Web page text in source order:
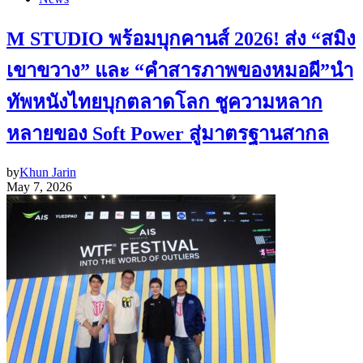
M STUDIO พร้อมบุกคานส์ 2026! ส่ง “สมิง
เขาขวาง” และ “คำสารภาพของหมอผี”นำ
ทัพหนังไทยบุกตลาดโลก ชูความหลาก
หลายของ Soft Power สู่มาตรฐานสากล
byKhun Jarin
May 7, 2026